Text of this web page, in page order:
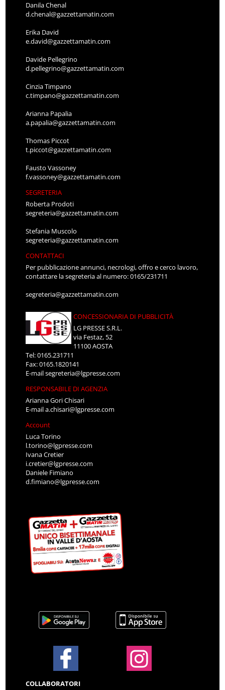
Danila Chenal
d.chenal@gazzettamatin.com
Erika David
e.david@gazzettamatin.com
Davide Pellegrino
d.pellegrino@gazzettamatin.com
Cinzia Timpano
c.timpano@gazzettamatin.com
Arianna Papalia
a.papalia@gazzettamatin.com
Thomas Piccot
t.piccot@gazzettamatin.com
Fausto Vassoney
f.vassoney@gazzettamatin.com
SEGRETERIA
Roberta Prodoti
segreteria@gazzettamatin.com
Stefania Muscolo
segreteria@gazzettamatin.com
CONTATTACI
Per pubblicazione annunci, necrologi, offro e cerco lavoro,
contattare la segreteria al numero: 0165/231711
segreteria@gazzettamatin.com
CONCESSIONARIA DI PUBBLICITÀ
LG PRESSE S.R.L.
via Festaz, 52
11100 AOSTA
Tel: 0165.231711
Fax: 0165.1820141
E-mailsegreteria@lgpresse.com
RESPONSABILE DI AGENZIA
Arianna Gori Chisari
E-maila.chisari@lgpresse.com
Account
Luca Torino
l.torino@lgpresse.com
Ivana Cretier
i.cretier@lgpresse.com
Daniele Fimiano
d.fimiano@lgpresse.com
COLLABORATORI